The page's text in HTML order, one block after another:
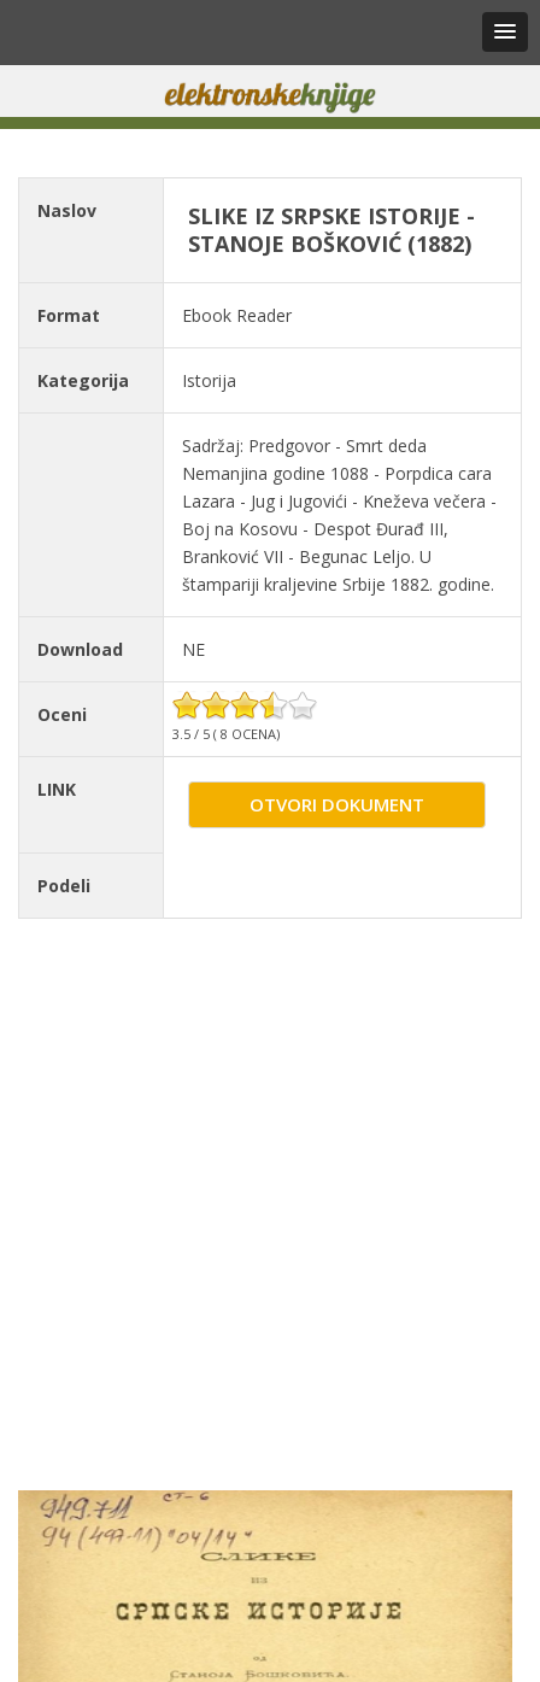
Naslov
SLIKE IZ SRPSKE ISTORIJE -
STANOJE BOŠKOVIĆ (1882)
Format Ebook Reader
Kategorija Istorija
Sadržaj: Predgovor - Smrt deda
Nemanjina godine 1088 - Porpdica cara
Lazara - Jug i Jugovići - Kneževa večera -
Boj na Kosovu - Despot Đurađ III,
Branković VII - Begunac Leljo. U
štampariji kraljevine Srbije 1882. godine.
Download NE
Oceni
3.5 / 5 ( 8 OCENA)
LINK
OTVORI DOKUMENT
Podeli